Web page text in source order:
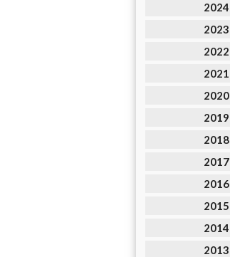
2024
2023
2022
2021
2020
2019
2018
2017
2016
2015
2014
2013